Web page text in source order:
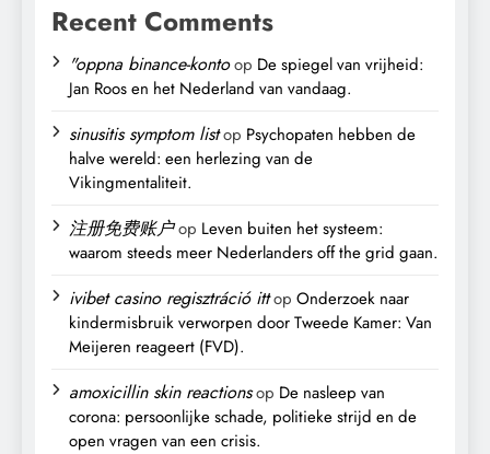
Recent Comments
"oppna binance-kontoop De spiegel van vrijheid:
Jan Roos en het Nederland van vandaag.
sinusitis symptom listop Psychopaten hebben de
halve wereld: een herlezing van de
Vikingmentaliteit.
注册免费账户op Leven buiten het systeem:
waarom steeds meer Nederlanders off the grid gaan.
ivibet casino regisztráció ittop Onderzoek naar
kindermisbruik verworpen door Tweede Kamer: Van
Meijeren reageert (FVD).
amoxicillin skin reactionsop De nasleep van
corona: persoonlijke schade, politieke strijd en de
open vragen van een crisis.